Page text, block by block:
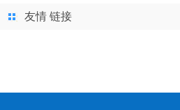
友情 链接